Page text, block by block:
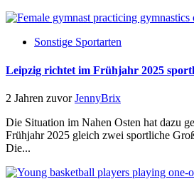
Sonstige Sportarten
Leipzig richtet im Frühjahr 2025
2 Jahren zuvorJennyBrix
Die Situation im Nahen Osten hat dazu
Frühjahr 2025 gleich zwei sportliche
Die...